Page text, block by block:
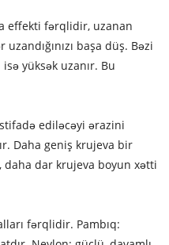
effekti fərqlidir, uzanan
başa düş. Bəzi
yüksək uzanır. Bu
ediləcəyi ərazini
Daha geniş krujeva bir
dar krujeva boyun xətti
fərqlidir. Pambıq: